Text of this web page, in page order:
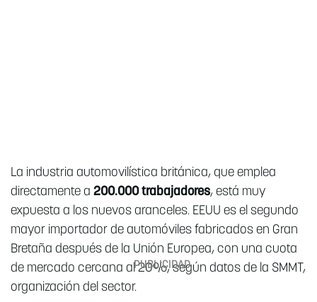
La industria automovilística británica, que emplea
directamente a 200.000 trabajadores, está muy
expuesta a los nuevos aranceles. EEUU es el segundo
mayor importador de automóviles fabricados en Gran
Bretaña después de la Unión Europea, con una cuota
de mercado cercana al 20%, según datos de la SMMT,
organización del sector.